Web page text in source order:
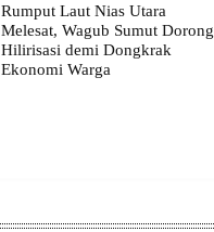
Rumput Laut Nias Utara
Melesat, Wagub Sumut Dorong
Hilirisasi demi Dongkrak
Ekonomi Warga